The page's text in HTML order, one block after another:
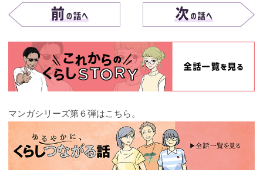
マンガシリーズ第６弾はこちら。